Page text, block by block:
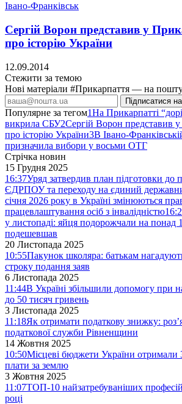
Івано-Франківськ
Сергій Ворон представив у
про історію України
12.09.2014
Стежити за темою
Нові матеріали #Прикарпаття — на
Підписатися
Популярне за тегом1На Прикарпатті
викрила СБУ2Сергій Ворон представив у
про історію України3В Івано-
призначила вибори у восьми ОТГ
Стрічка новин
15 Грудня 2025
16:37Уряд затвердив план підготовки до
ЄДРПОУ та переходу на єдиний
січня 2026 року в Україні змінюються
працевлаштування осіб з інвалідністю
у листопаді: яйця подорожчали на понад
подешевшав
20 Листопада 2025
10:55Пакунок школяра: батькам
строку подання заяв
6 Листопада 2025
11:44В Україні збільшили допомогу при
до 50 тисяч гривень
3 Листопада 2025
11:18Як отримати податкову знижку:
податкової служби Рівненщини
14 Жовтня 2025
10:50Місцеві бюджети України отримали
плати за землю
3 Жовтня 2025
11:07ТОП-10 найзатребуваніших
році